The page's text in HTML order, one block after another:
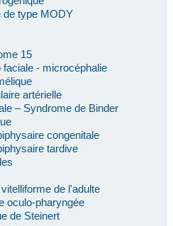
de type MODY
15
- microcéphalie
artérielle
– Syndrome de Binder
congenitale
tardive
de l'adulte
oculo-pharyngée
de Steinert